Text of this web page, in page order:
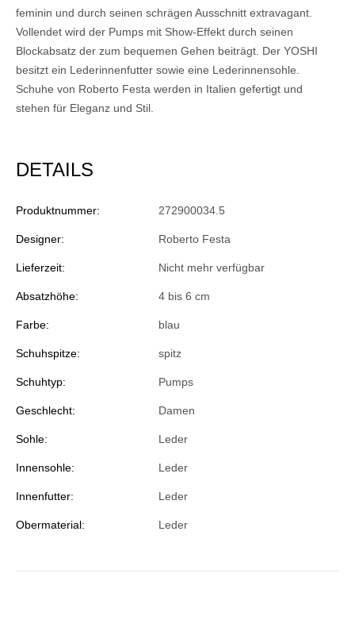
feminin und durch seinen schrägen Ausschnitt extravagant.
Vollendet wird der Pumps mit Show-Effekt durch seinen
Blockabsatz der zum bequemen Gehen beiträgt. Der YOSHI
besitzt ein Lederinnenfutter sowie eine Lederinnensohle.
Schuhe von Roberto Festa werden in Italien gefertigt und
stehen für Eleganz und Stil.
DETAILS
Produktnummer: 272900034.5
Designer: Roberto Festa
Lieferzeit: Nicht mehr verfügbar
Absatzhöhe: 4 bis 6 cm
Farbe: blau
Schuhspitze: spitz
Schuhtyp: Pumps
Geschlecht: Damen
Sohle: Leder
Innensohle: Leder
Innenfutter: Leder
Obermaterial: Leder